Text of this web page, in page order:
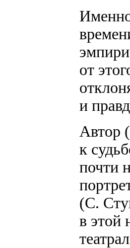
от
и
Автор
к
почти
(С.
в этой